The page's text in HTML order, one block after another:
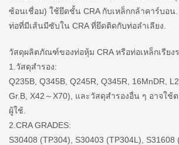
ซ้อนเชื่อม) ใช้ยึดชั้น CRA กับเหล็กกล้าคาร์บอน
ท่อที่มีเส้นมีซับใน CRA ที่ยึดติดกับท่อลำเลียง.
วัสดุผลิตภัณฑ์ของท่อหุ้ม CRA หรือท่อเหล็กเรียง
1.วัสดุสำรอง:
Q235B, Q345B, Q245R, Q345R, 16MnDR,
Gr.B, X42～X70), และวัสดุสำรองอื่น ๆ อาจใช้
ผู้ใช้.
2.CRA GRADES:
S30408 (TP304), S30403 (TP304L), S31608